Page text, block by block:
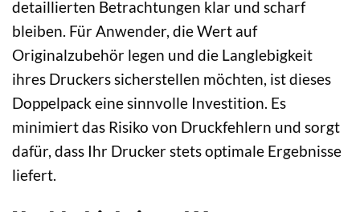
detaillierten Betrachtungen klar und scharf
bleiben. Für Anwender, die Wert auf
Originalzubehör legen und die Langlebigkeit
ihres Druckers sicherstellen möchten, ist dieses
Doppelpack eine sinnvolle Investition. Es
minimiert das Risiko von Druckfehlern und sorgt
dafür, dass Ihr Drucker stets optimale Ergebnisse
liefert.